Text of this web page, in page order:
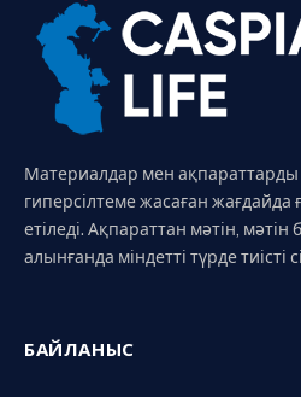
Материалдар мен ақпараттарды
гиперсілтеме жасаған жағдайда
етіледі. Ақпараттан мәтін, мәтін
алынғанда міндетті түрде тиісті
БАЙЛАНЫС